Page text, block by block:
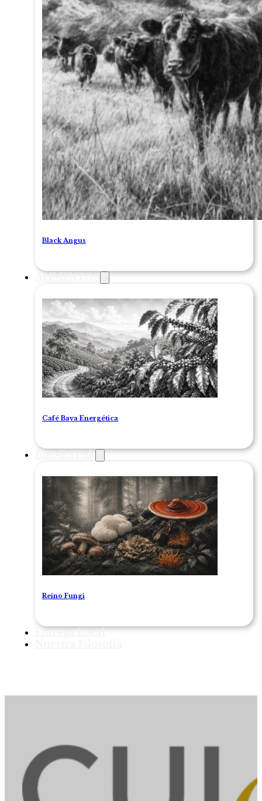
Black Angus
ALIMENTOS
Café Baya Energética
BIENESTAR
Reino Fungi
Entrega Local